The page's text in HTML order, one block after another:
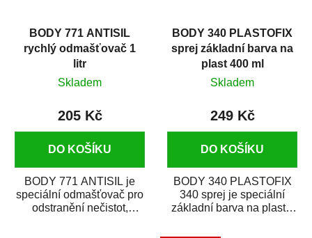
BODY 771 ANTISIL
rychlý odmašťovač 1
litr
Skladem
205 Kč
DO KOŠÍKU
BODY 771 ANTISIL je
speciální odmašťovač pro
odstranění nečistot,
BODY 340 PLASTOFIX
sprej základní barva na
plast 400 ml
Skladem
249 Kč
DO KOŠÍKU
BODY 340 PLASTOFIX
340 sprej je speciální
základní barva na plasty,
vrchních...